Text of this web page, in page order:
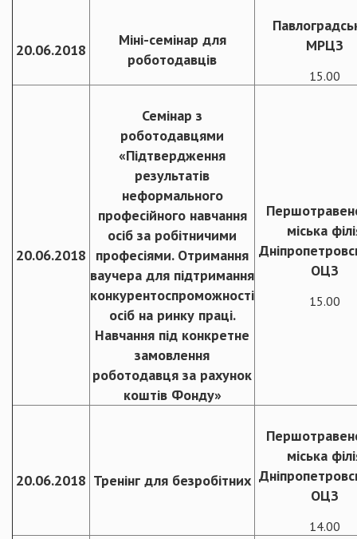
20.06.2018
Міні-семінар для
роботодавців
МРЦЗ
15.00
20.06.2018
Семінар з
роботодавцями
«Підтвердження
результатів
неформального
професійного навчання
осіб за робітничими
професіями. Отримання
ваучера для підтримання
конкурентоспроможності
осіб на ринку праці.
Навчання під конкретне
замовлення
роботодавця за рахунок
коштів Фонду»
міська
ОЦЗ
15.00
20.06.2018 Тренінг для безробітних
міська
ОЦЗ
14.00